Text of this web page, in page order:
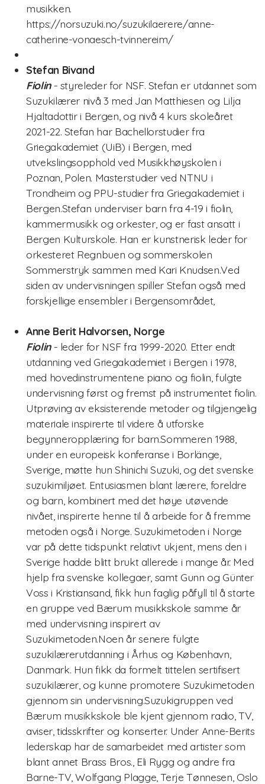
musikken.
https://norsuzuki.no/suzukilaerere/anne-
catherine-vonaesch-tvinnereim/
Stefan Bivand
Fiolin - styreleder for NSF. Stefan er utdannet som
Suzukilærer nivå 3 med Jan Matthiesen og Lilja
Hjaltadottir i Bergen, og nivå 4 kurs skoleåret
2021-22. Stefan har Bachellorstudier fra
Griegakademiet (UiB) i Bergen, med
utvekslingsopphold ved Musikkhøyskolen i
Poznan, Polen. Masterstudier ved NTNU i
Trondheim og PPU-studier fra Griegakademiet i
Bergen.Stefan underviser barn fra 4-19 i fiolin,
kammermusikk og orkester, og er fast ansatt i
Bergen Kulturskole. Han er kunstnerisk leder for
orkesteret Regnbuen og sommerskolen
Sommerstryk sammen med Kari Knudsen.Ved
siden av undervisningen spiller Stefan også med
forskjellige ensembler i Bergensområdet,
Anne Berit Halvorsen, Norge
Fiolin - leder for NSF fra 1999-2020. Etter endt
utdanning ved Griegakademiet i Bergen i 1978,
med hovedinstrumentene piano og fiolin, fulgte
undervisning først og fremst på instrumentet fiolin.
Utprøving av eksisterende metoder og tilgjengelig
materiale inspirerte til videre å utforske
begynneropplæring for barn.Sommeren 1988,
under en europeisk konferanse i Borlänge,
Sverige, møtte hun Shinichi Suzuki, og det svenske
suzukimiljøet. Entusiasmen blant lærere, foreldre
og barn, kombinert med det høye utøvende
nivået, inspirerte henne til å arbeide for å fremme
metoden også i Norge. Suzukimetoden i Norge
var på dette tidspunkt relativt ukjent, mens den i
Sverige hadde blitt brukt allerede i mange år. Med
hjelp fra svenske kollegaer, samt Gunn og Günter
Voss i Kristiansand, fikk hun faglig påfyll til å starte
en gruppe ved Bærum musikkskole samme år
med undervisning inspirert av
Suzukimetoden.Noen år senere fulgte
suzukilærerutdanning i Århus og København,
Danmark. Hun fikk da formelt tittelen sertifisert
suzukilærer, og kunne promotere Suzukimetoden
gjennom sin undervisning.Suzukigruppen ved
Bærum musikkskole ble kjent gjennom radio, TV,
aviser, tidsskrifter og konserter. Under Anne-Berits
lederskap har de samarbeidet med artister som
blant annet Brass Bros., Eli Rygg og andre fra
Barne-TV, Wolfgang Plagge, Terje Tønnesen, Oslo
Statutter for Norsk Suzukiforbund
Suzukimetoden
Lenker og litteratur
Arkiv
Styret i NSF2024/2025
Årsmøteinnkalling 2024
Suzukiundervisning på Voldsløkka kulturstasjon i
Oslo!
Styret 2022/2023
Sommerkurs 2021